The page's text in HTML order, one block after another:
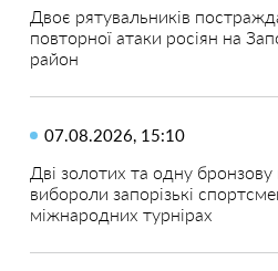
Двоє рятувальників
повторної атаки росіян на
район
07.08.2026, 15:10
Дві золотих та одну бронзову
вибороли запорізькі
міжнародних турнірах